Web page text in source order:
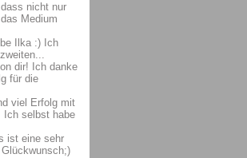
nicht nur
Medium
Ilka :) Ich
dir! Ich danke
für die
viel Erfolg mit
Ich selbst habe
ist eine sehr